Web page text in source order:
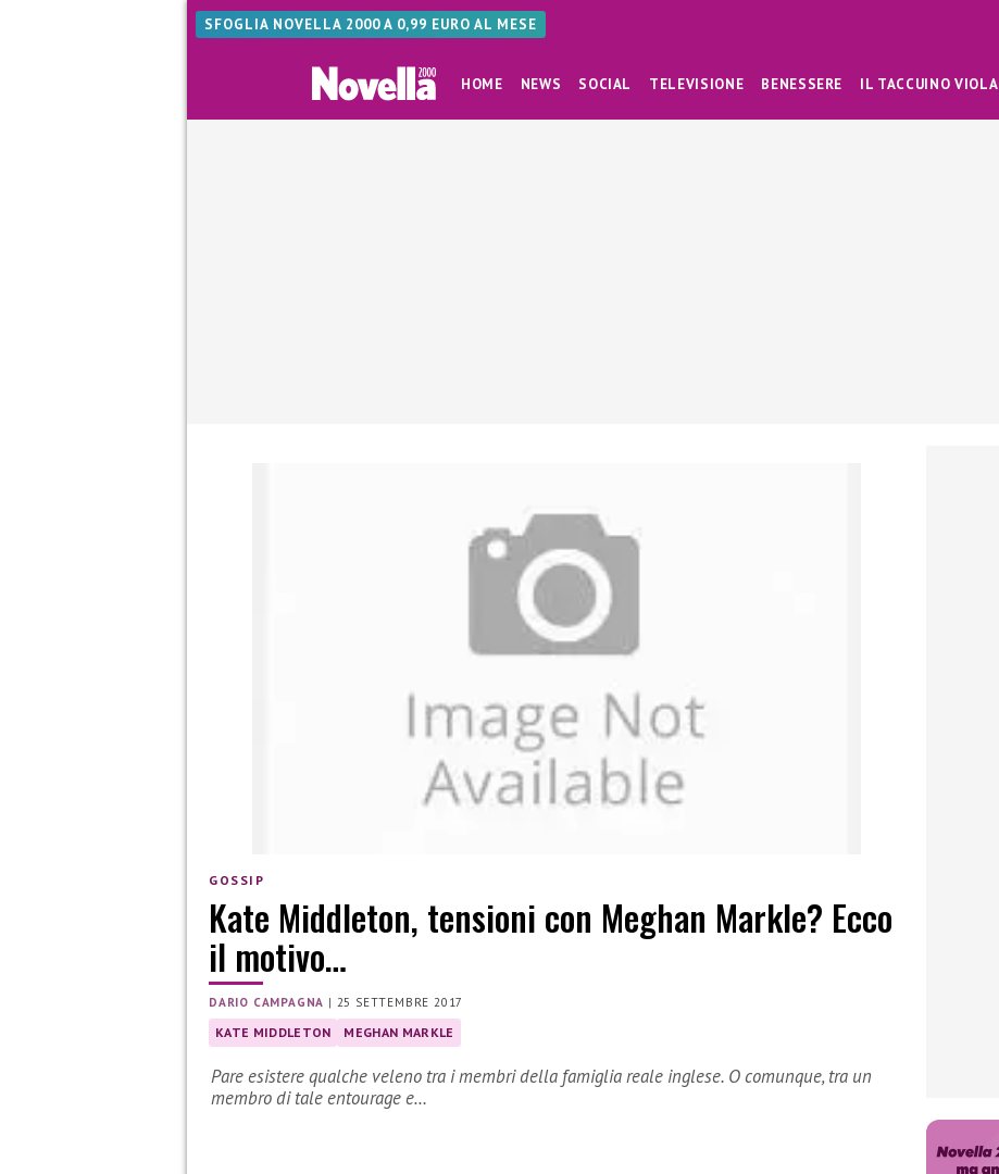
SFOGLIA NOVELLA 2000 A 0,99 EURO AL MESE
HOME NEWS SOCIAL TELEVISIONE BENESSERE IL TACCUINO VIOLA
GOSSIP
Kate Middleton, tensioni con Meghan Markle? Ecco
il motivo…
DARIO CAMPAGNA | 25 SETTEMBRE 2017
KATE MIDDLETON MEGHAN MARKLE
Pare esistere qualche veleno tra i membri della famiglia reale inglese. O comunque, tra un
membro di tale entourage e…